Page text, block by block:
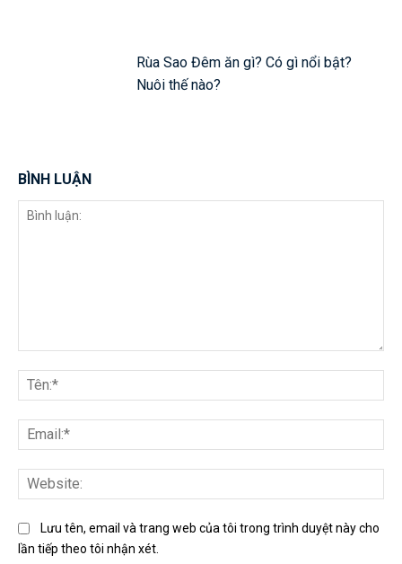
Rùa Sao Đêm ăn gì? Có gì nổi bật?
Nuôi thế nào?
BÌNH LUẬN
luận:
Lưu tên, email và trang web của tôi trong trình duyệt này cho
lần tiếp theo tôi nhận xét.